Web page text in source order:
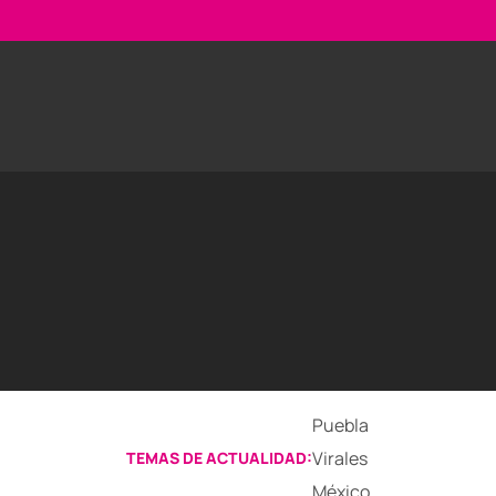
TEMAS DE ACTUALIDAD:
Puebla
Virales
México